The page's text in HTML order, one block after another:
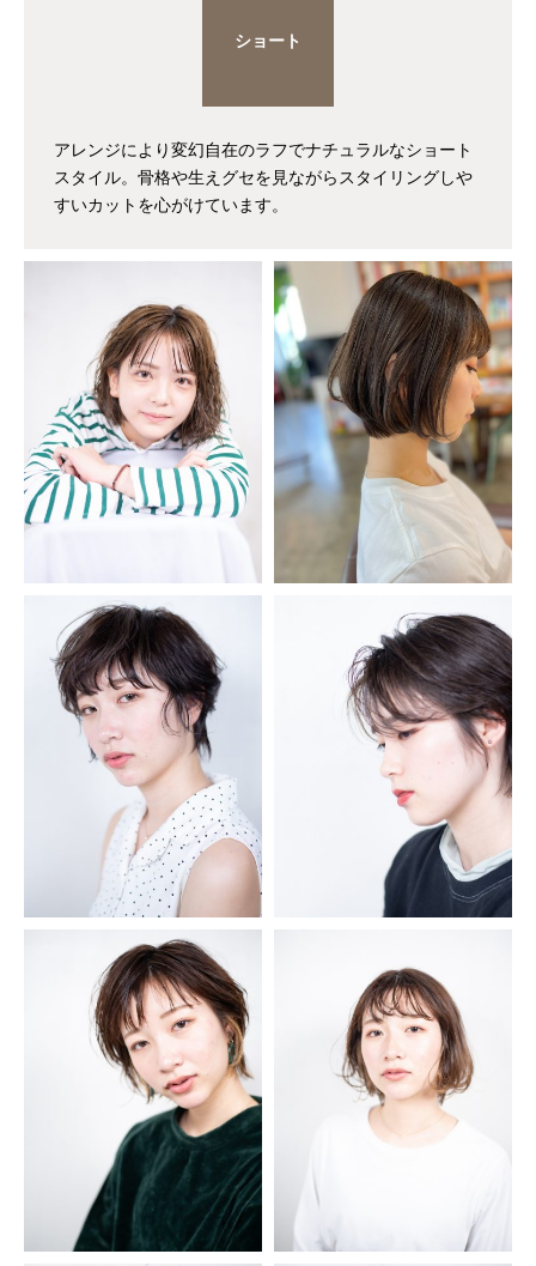
ショート
アレンジにより変幻自在のラフでナチュラルなショート
スタイル。骨格や生えグセを見ながらスタイリングしや
すいカットを心がけています。